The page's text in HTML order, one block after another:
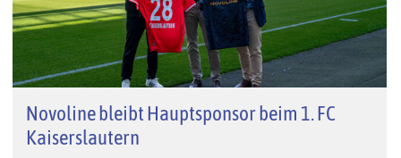
Novoline bleibt Hauptsponsor beim 1. FC
Kaiserslautern